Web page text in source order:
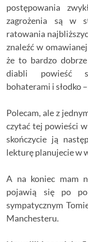
postępowania
zagrożenia są w
ratowania
znaleźć w
że to bardzo
diabli powieść
bohaterami i słodko
Polecam, ale z
czytać tej powieści
skończycie ją
lekturę planujecie w
A na koniec mam
pojawią się po
sympatycznym
Manchesteru.